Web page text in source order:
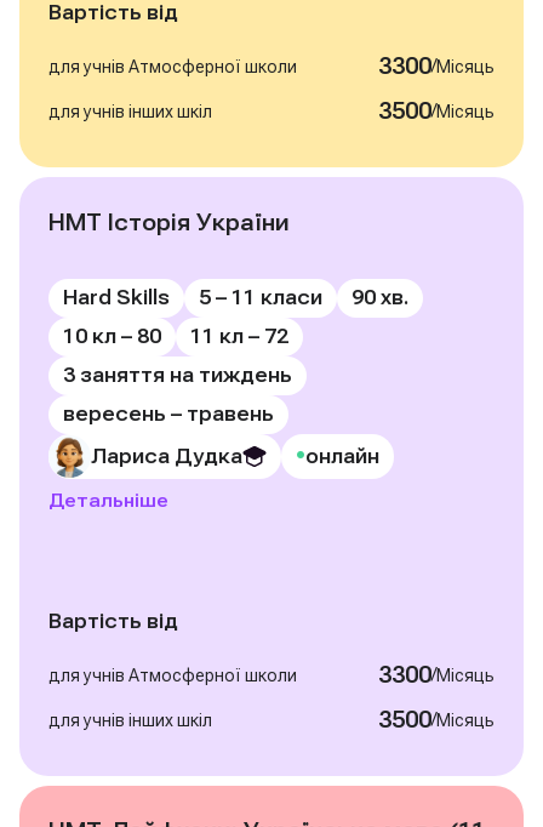
Вартість від
для учнів Атмосферної школи 3300/Місяць
для учнів інших шкіл 3500/Місяць
Записатись на курс
НМТ Історія України
Hard Skills 5 – 11 класи
90 хв.
10 кл – 80
11 кл – 72
3 заняття на тиждень
вересень – травень
Лариса Дудка
•онлайн
Детальніше
Вартість від
для учнів Атмосферної школи 3300/Місяць
для учнів інших шкіл 3500/Місяць